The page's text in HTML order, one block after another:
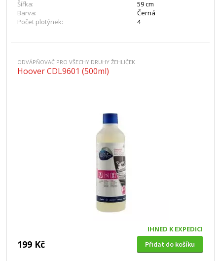
Šířka:
59 cm
Barva:
Černá
Počet plotýnek:
4
ODVÁPŇOVAČ PRO VŠECHY DRUHY ŽEHLIČEK
Hoover CDL9601 (500ml)
IHNED K EXPEDICI
199 Kč Přidat do košíku